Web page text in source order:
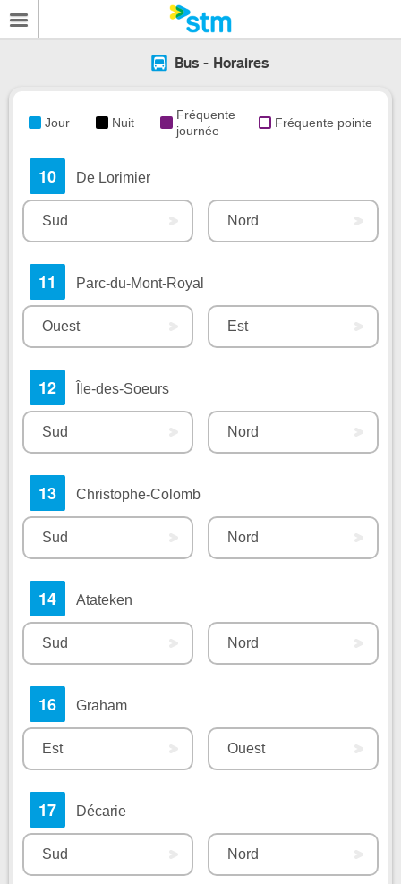
Bus - Horaires
Jour Nuit
Fréquente
journée
Fréquente pointe
10 De Lorimier
Sud Nord
11 Parc-du-Mont-Royal
Ouest Est
12 Île-des-Soeurs
Sud Nord
13 Christophe-Colomb
Sud Nord
14 Atateken
Sud Nord
16 Graham
Est Ouest
17 Décarie
Sud Nord